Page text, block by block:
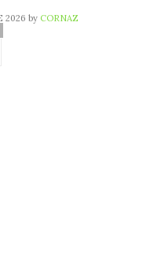
2026 by CORNAZ